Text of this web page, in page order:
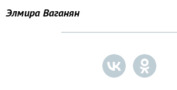
Элмира Ваганян